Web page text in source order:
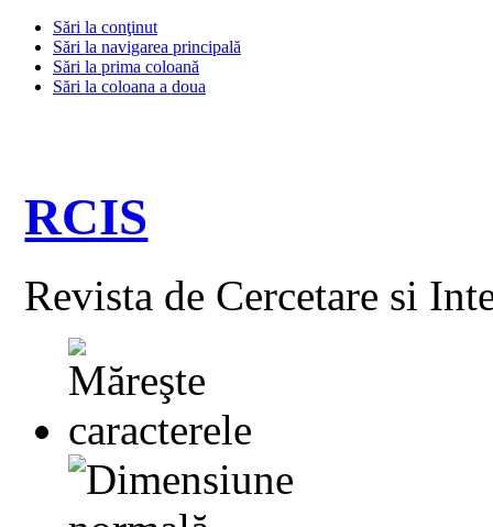
Sări la conţinut
Sări la navigarea principală
Sări la prima coloană
Sări la coloana a doua
RCIS
Revista de Cercetare si